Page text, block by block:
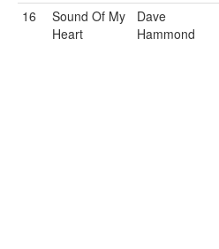
16
Sound Of My
Heart
Dave
Hammond